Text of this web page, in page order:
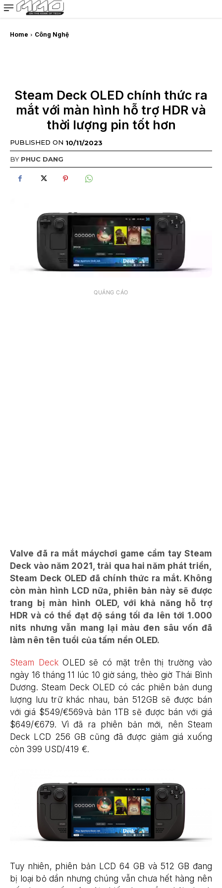
MMOSITE - Thông tin công nghệ
Bài viết nổi bật
Home Công Nghệ
Steam Deck OLED chính thức ra
mắt với màn hình hỗ trợ HDR và
thời lượng pin tốt hơn
PUBLISHED ON 10/11/2023
BY PHUC DANG
QUẢNG CÁO
Valve đã ra mắt máychơi game cầm tay Steam
Deck vào năm 2021, trải qua hai năm phát triển,
Steam Deck OLED đã chính thức ra mắt. Không
còn màn hình LCD nữa, phiên bản này sẽ được
trang bị màn hình OLED, với khả năng hỗ trợ
HDR và có thể đạt độ sáng tối đa lên tới 1.000
nits nhưng vẫn mang lại màu đen sâu vốn đã
làm nên tên tuổi của tấm nền OLED.
Steam Deck OLED sẽ có mặt trên thị trường vào
ngày 16 tháng 11 lúc 10 giờ sáng, thèo giờ Thái Bình
Dương. Steam Deck OLED có các phiên bản dung
lượng lưu trữ khác nhau, bản 512GB sẽ được bán
với giá $549/€569và bản 1TB sẽ được bán với giá
$649/€679. Vì đã ra phiên bản mới, nên Steam
Deck LCD 256 GB cũng đã được giảm giá xuống
còn 399 USD/419 €.
Tuy nhiên, phiên bản LCD 64 GB và 512 GB đang
bị loại bỏ dần nhưng chúng vẫn chưa hết hàng nên